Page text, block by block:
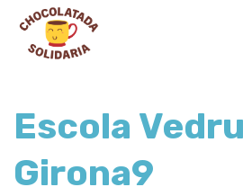
Escola
Girona9